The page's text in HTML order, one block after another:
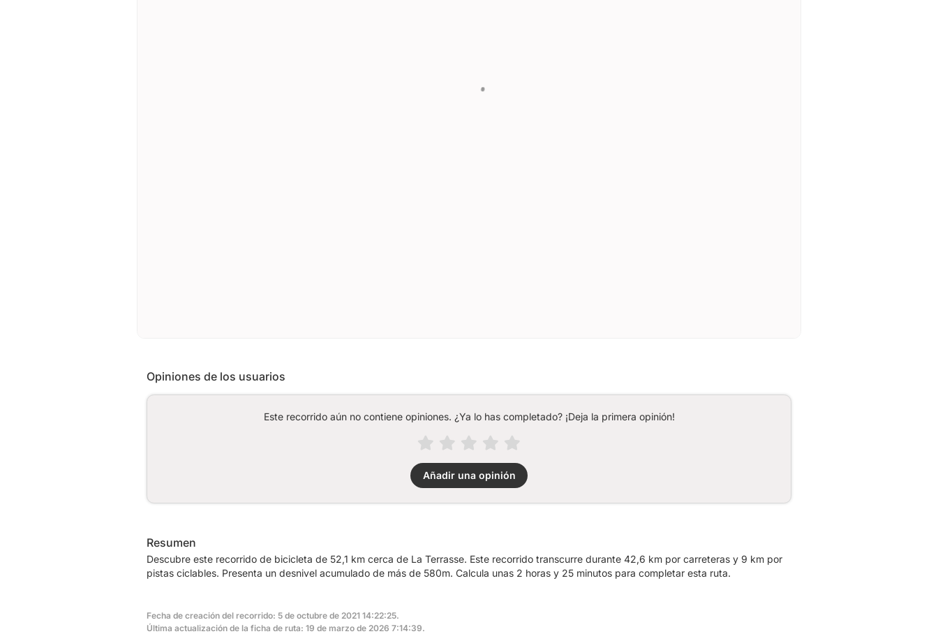
Opiniones de los usuarios
Este recorrido aún no contiene opiniones. ¿Ya lo has completado? ¡Deja la primera opinión!
Añadir una opinión
Resumen
Descubre este recorrido de bicicleta de 52,1 km cerca de La Terrasse. Este recorrido transcurre durante 42,6 km por carreteras y 9 km por
pistas ciclables. Presenta un desnivel acumulado de más de 580m. Calcula unas 2 horas y 25 minutos para completar esta ruta.
Fecha de creación del recorrido: 5 de octubre de 2021 14:22:25.
Última actualización de la ficha de ruta: 19 de marzo de 2026 7:14:39.